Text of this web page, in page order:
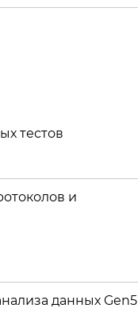
тестов
и
данных Gen5